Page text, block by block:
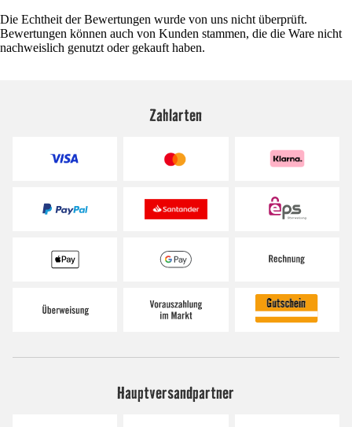
Die Echtheit der Bewertungen wurde von uns nicht überprüft.
Bewertungen können auch von Kunden stammen, die die Ware nicht
nachweislich genutzt oder gekauft haben.
Zahlarten
Hauptversandpartner